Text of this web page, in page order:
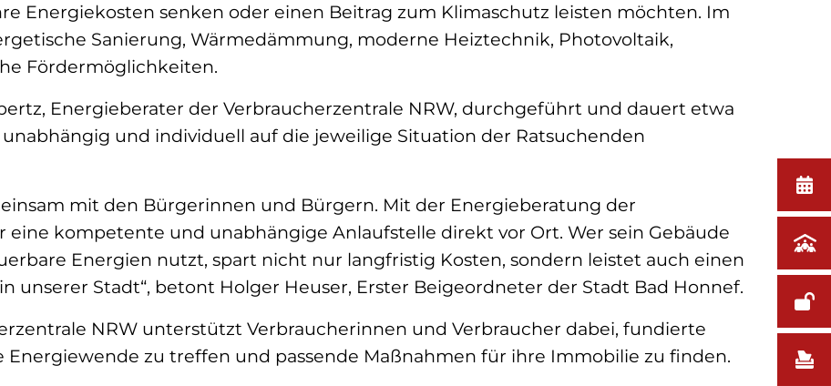
Energiekosten senken oder einen Beitrag zum Klimaschutz leisten möchten. Im
Sanierung, Wärmedämmung, moderne Heiztechnik, Photovoltaik,
Fördermöglichkeiten.
Energieberater der Verbraucherzentrale NRW, durchgeführt und dauert etwa
und individuell auf die jeweilige Situation der Ratsuchenden
mit den Bürgerinnen und Bürgern. Mit der Energieberatung der
eine kompetente und unabhängige Anlaufstelle direkt vor Ort. Wer sein Gebäude
Energien nutzt, spart nicht nur langfristig Kosten, sondern leistet auch einen
unserer Stadt“, betont Holger Heuser, Erster Beigeordneter der Stadt Bad Honnef.
NRW unterstützt Verbraucherinnen und Verbraucher dabei, fundierte
zu treffen und passende Maßnahmen für ihre Immobilie zu finden.